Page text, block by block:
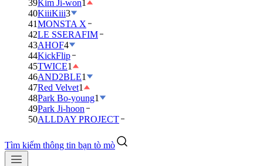
39Kim Ji-won1
40KiiiKiii3
41MONSTA X
42LE SSERAFIM
43AHOF4
44KickFlip
45TWICE1
46AND2BLE1
47Red Velvet1
48Park Bo-young1
49Park Ji-hoon
50ALLDAY PROJECT
Tìm kiếm thông tin bạn tò mò